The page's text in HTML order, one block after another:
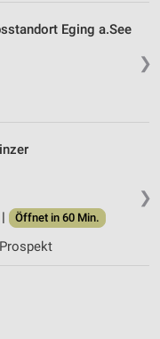
❯
Eging a.See
❯
Öffnet in 60 Min.